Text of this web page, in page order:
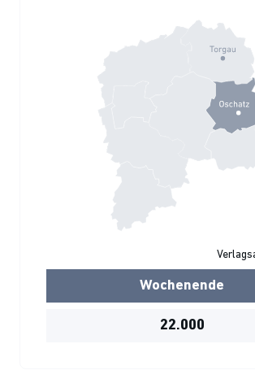
Wochenende
22.000